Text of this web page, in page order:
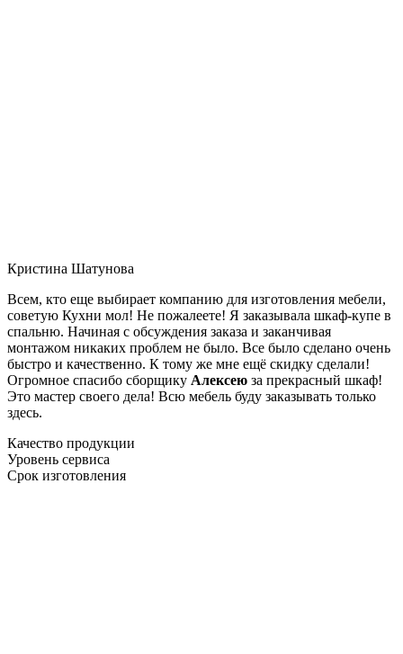
Кристина Шатунова
Всем, кто еще выбирает компанию для изготовления мебели,
советую Кухни мол! Не пожалеете! Я заказывала шкаф-купе в
спальню. Начиная с обсуждения заказа и заканчивая
монтажом никаких проблем не было. Все было сделано очень
быстро и качественно. К тому же мне ещё скидку сделали!
Огромное спасибо сборщику Алексею за прекрасный шкаф!
Это мастер своего дела! Всю мебель буду заказывать только
здесь.
Качество продукции
Уровень сервиса
Срок изготовления